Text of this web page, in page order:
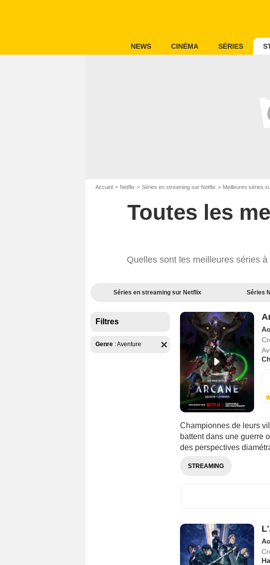
NEWS CINÉMA SÉRIES
Accueil Netflix Séries en streaming sur Netflix Meilleures séries
Toutes les
Quelles sont les meilleures séries
Séries en streaming sur Netflix Séries
Filtres
Genre :Aventure
Championnes de leurs
battent dans une guerre
des perspectives
STREAMING